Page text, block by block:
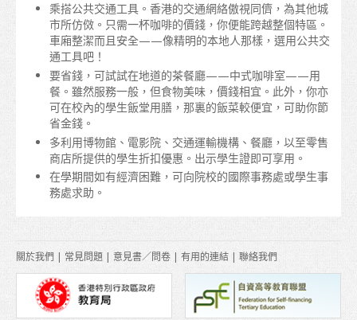
美洲
畢業後
留港進修
在香港工作
乘搭公共交通工具。香港的交通網絡傲視同儕，為其他城
市所仿傚。只需一杯咖啡的價錢，你便能跨越整個特區。
車廂整潔而且安全——像精明的本地人那樣，選用公共交
通工具吧！
要省錢，可試試在地道的茶餐廳——中式咖啡室——用
餐。雖然服務一般，但食物美味，價錢相宜。此外，你亦
可在校內的學生飯堂用膳，那裏的飯菜較便宜，可助你節
省金錢。
多利用博物館、電影院、交通運輸機構、餐廳，以至零售
商店所提供的學生折扣優惠。出示學生證即可享用。
在學期間如有經濟困難，可向院校的國際事務處或學生事
務處求助。
關於我們 | 常見問題 | 意見書／問卷 | 有用的連結 | 聯絡我們